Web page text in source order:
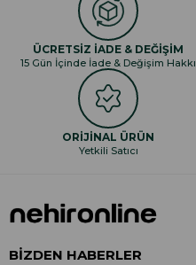
ÜCRETSİZ İADE & DEĞİŞİM
15 Gün İçinde İade & Değişim Hakkı
ORİJİNAL ÜRÜN
Yetkili Satıcı
BİZDEN HABERLER